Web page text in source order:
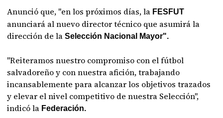
Anunció que, "en los próximos días, la FESFUT
anunciará al nuevo director técnico que asumirá la
dirección de la Selección Nacional Mayor".
"Reiteramos nuestro compromiso con el fútbol
salvadoreño y con nuestra afición, trabajando
incansablemente para alcanzar los objetivos trazados
y elevar el nivel competitivo de nuestra Selección",
indicó la Federación.